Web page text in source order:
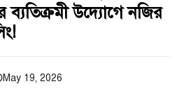
ব্যতিক্রমী উদ্যোগে নজির
May 19, 2026